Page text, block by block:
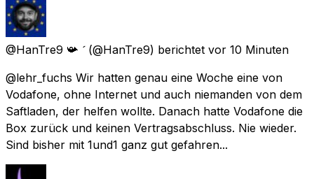
@HanTre9 📯  (@HanTre9) berichtet vor 10 Minuten
@lehr_fuchs Wir hatten genau eine Woche eine von
Vodafone, ohne Internet und auch niemanden von dem
Saftladen, der helfen wollte. Danach hatte Vodafone die
Box zurück und keinen Vertragsabschluss. Nie wieder.
Sind bisher mit 1und1 ganz gut gefahren...